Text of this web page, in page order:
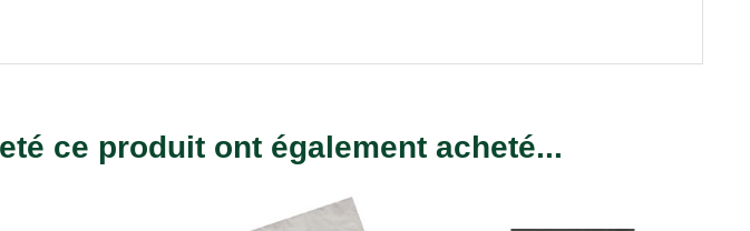
ce produit ont également acheté...